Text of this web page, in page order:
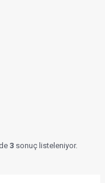
3 sonuç listeleniyor.